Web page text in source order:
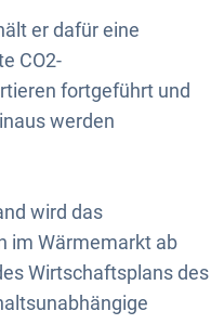
er dafür eine
CO2-
fortgeführt und
werden
wird das
im Wärmemarkt ab
Wirtschaftsplans des